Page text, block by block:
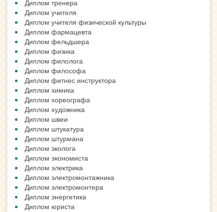
Диплом тренера
Диплом учителя
Диплом учителя физической культуры
Диплом фармацевта
Диплом фельдшера
Диплом физика
Диплом филолога
Диплом философа
Диплом фитнес инструктора
Диплом химика
Диплом хореографа
Диплом художника
Диплом швеи
Диплом штукатура
Диплом штурмана
Диплом эколога
Диплом экономиста
Диплом электрика
Диплом электромонтажника
Диплом электромонтера
Диплом энергетика
Диплом юриста